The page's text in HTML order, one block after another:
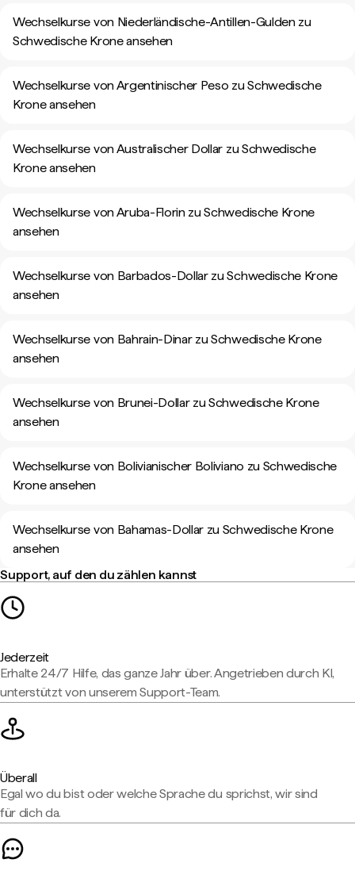
Wechselkurse von Niederländische-Antillen-Gulden zu
Schwedische Krone ansehen
Wechselkurse von Argentinischer Peso zu Schwedische
Krone ansehen
Wechselkurse von Australischer Dollar zu Schwedische
Krone ansehen
Wechselkurse von Aruba-Florin zu Schwedische Krone
ansehen
Wechselkurse von Barbados-Dollar zu Schwedische Krone
ansehen
Wechselkurse von Bahrain-Dinar zu Schwedische Krone
ansehen
Wechselkurse von Brunei-Dollar zu Schwedische Krone
ansehen
Wechselkurse von Bolivianischer Boliviano zu Schwedische
Krone ansehen
Wechselkurse von Bahamas-Dollar zu Schwedische Krone
ansehen
Support, auf den du zählen kannst
Jederzeit
Erhalte 24/7 Hilfe, das ganze Jahr über. Angetrieben durch KI,
unterstützt von unserem Support-Team.
Überall
Egal wo du bist oder welche Sprache du sprichst, wir sind
für dich da.